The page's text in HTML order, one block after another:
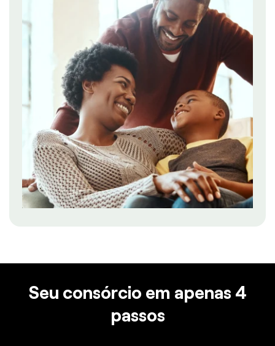
Seu consórcio em apenas 4
passos